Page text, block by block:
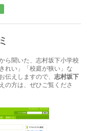
ら聞いた、志村坂下小学校
れい」「校庭が狭い」な
伝えしますので、 志村坂下
の方は、ぜひご覧くださ